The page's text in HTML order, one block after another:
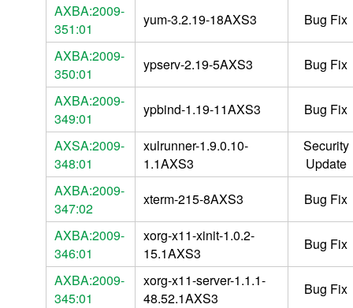
AXBA:2009-
351:01
yum-3.2.19-18AXS3
Bug Fix
AXBA:2009-
350:01
ypserv-2.19-5AXS3
Bug Fix
AXBA:2009-
349:01
ypbind-1.19-11AXS3
Bug Fix
AXSA:2009-
348:01
xulrunner-1.9.0.10-
1.1AXS3
Security
Update
AXBA:2009-
347:02
xterm-215-8AXS3
Bug Fix
AXBA:2009-
346:01
xorg-x11-xinit-1.0.2-
15.1AXS3
Bug Fix
AXBA:2009-
345:01
xorg-x11-server-1.1.1-
48.52.1AXS3
Bug Fix